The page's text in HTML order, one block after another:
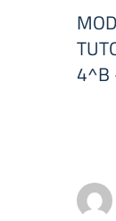
4^B